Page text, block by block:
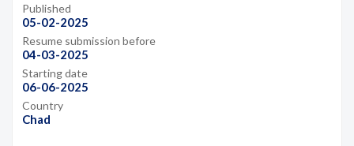
Published
05-02-2025
Resume submission before
04-03-2025
Starting date
06-06-2025
Country
Chad